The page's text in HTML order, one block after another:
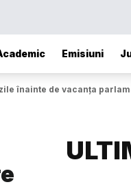
Emisiuni
înainte de vacanța